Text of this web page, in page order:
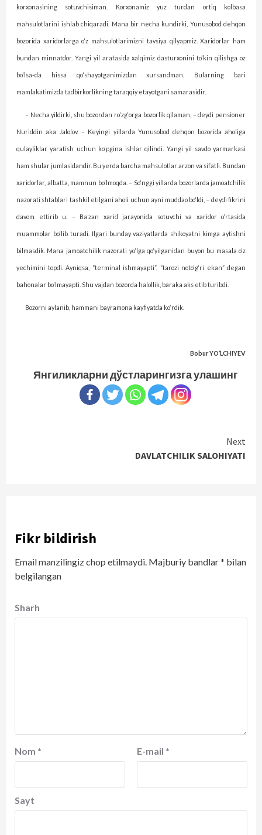
korxonasining sotuvchisiman. Korxonamiz yuz turdan ortiq kolbasa
mahsulotlarini ishlab chiqaradi. Mana bir necha kundirki, Yunusobod dehqon
bozorida xaridorlarga o‘z mahsulotlarimizni tavsiya qilyapmiz. Xaridorlar ham
bundan minnatdor. Yangi yil arafasida xalqimiz dasturxonini to‘kin qilishga oz
bo‘lsa-da hissa qo‘shayotganimizdan xursandman. Bularning bari
mamlakatimizda tadbirkorlikning taraqqiy etayotgani samarasidir.
– Necha yildirki, shu bozordan ro‘zg‘orga bozorlik qilaman, – deydi pensioner
Nuriddin aka Jalolov. – Keyingi yillarda Yunusobod dehqon bozorida aholiga
qulayliklar yaratish uchun ko‘pgina ishlar qilindi. Yangi yil savdo yarmarkasi
ham shular jumlasidandir. Bu yerda barcha mahsulotlar arzon va sifatli. Bundan
xaridorlar, albatta, mamnun bo‘lmoqda. – So‘nggi yillarda bozorlarda jamoatchilik
nazorati shtablari tashkil etilgani aholi uchun ayni muddao bo‘ldi, – deydi fikrini
davom ettirib u. – Ba’zan xarid jarayonida sotuvchi va xaridor o‘rtasida
muammolar bo‘lib turadi. Ilgari bunday vaziyatlarda shikoyatni kimga aytishni
bilmasdik. Mana jamoatchilik nazorati yo‘lga qo‘yilganidan buyon bu masala o‘z
yechimini topdi. Ayniqsa, “terminal ishmayapti”, “tarozi noto‘g‘ri ekan” degan
bahonalar bo‘lmayapti. Shu vajdan bozorda halollik, baraka aks etib turibdi.
Bozorni aylanib, hammani bayramona kayfiyatda ko‘rdik.
Bobur YO‘LCHIYEV
Янгиликларни дўстларингизга улашинг
Next
DAVLATCHILIK SALOHIYATI
Fikr bildirish
Email manzilingiz chop etilmaydi. Majburiy bandlar* bilan
belgilangan
Sharh
Nom * E-mail *
Sayt